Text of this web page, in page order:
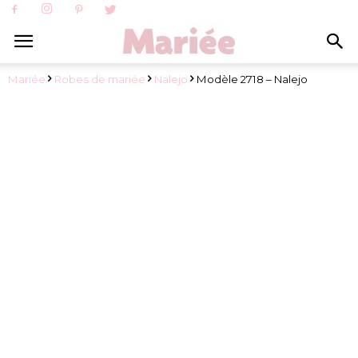
Mariée Robes de mariée Nalejo Modèle 2718 – Nalejo